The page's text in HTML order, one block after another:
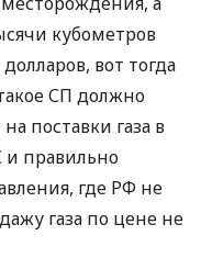
кубометров
вот тогда
СП должно
поставки газа в
и правильно
где РФ не
газа по цене не